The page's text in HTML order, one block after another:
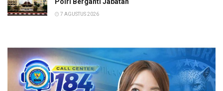
7 AGUSTUS 2026